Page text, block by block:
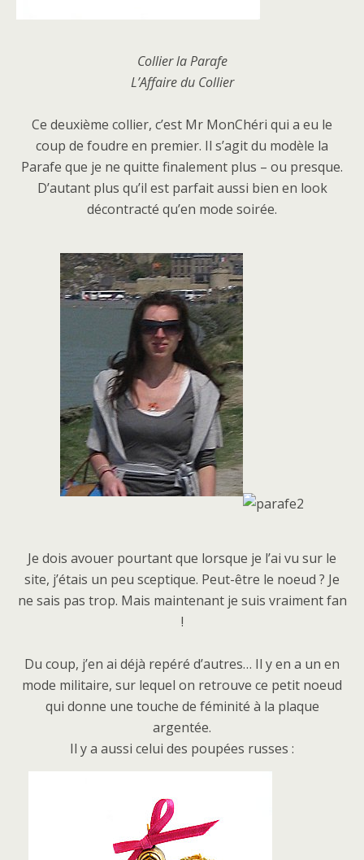
Collier la Parafe
L’Affaire du Collier
Ce deuxième collier, c’est Mr MonChéri qui a eu le
coup de foudre en premier. Il s’agit du modèle la
Parafe que je ne quitte finalement plus – ou presque.
D’autant plus qu’il est parfait aussi bien en look
décontracté qu’en mode soirée.
Je dois avouer pourtant que lorsque je l’ai vu sur le
site, j’étais un peu sceptique. Peut-être le noeud ? Je
ne sais pas trop. Mais maintenant je suis vraiment fan
!
Du coup, j’en ai déjà repéré d’autres… Il y en a un en
mode militaire, sur lequel on retrouve ce petit noeud
qui donne une touche de féminité à la plaque
argentée.
Il y a aussi celui des poupées russes :